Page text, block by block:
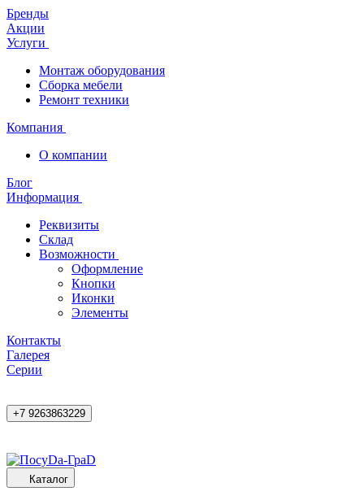
Бренды
Акции
Услуги
Монтаж оборудования
Сборка мебели
Ремонт техники
Компания
О компании
Блог
Информация
Реквизиты
Склад
Возможности
Оформление
Кнопки
Иконки
Элементы
Контакты
Галерея
Cерии
+7 9263863229
Каталог